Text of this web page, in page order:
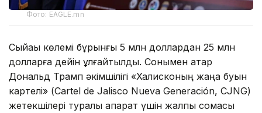
Фото: EAGLE.mn
Сыйақы көлемі бұрынғы 5 млн доллардан 25 млн
долларға дейін ұлғайтылды. Сонымен қатар
Дональд Трамп әкімшілігі «Халисконың жаңа буын
картелі» (Cartel de Jalisco Nueva Generación, CJNG)
жетекшілері туралы ақпарат үшін жалпы сомасы